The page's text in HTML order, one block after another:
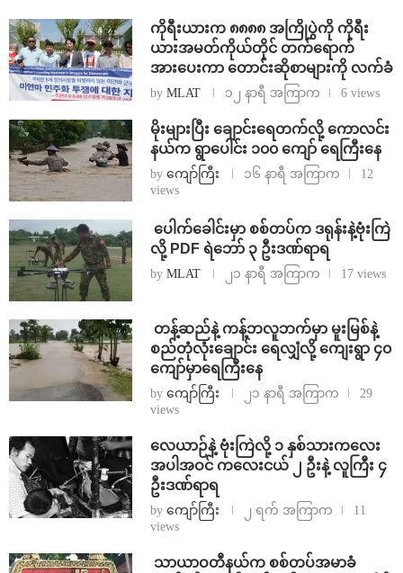
ကိုရီးယားက ၈၈၈၈ အကြိုပွဲကို ကိုရီး
ယားအမတ်ကိုယ်တိုင် တက်ရောက်
အားပေးကာ တောင်းဆိုစာများကို လက်ခံ
by MLAT ၁၂ နာရီ အကြာက 6 views
⁨မိုးများပြီး ချောင်းရေတက်လို့ ကောလင်း
နယ်က ရွာပေါင်း ၁၀၀ ကျော် ရေကြီးနေ
by ကျော်ကြီး ၁၆ နာရီ အကြာက
12
views
⁩ ⁨ပေါက်ခေါင်းမှာ စစ်တပ်က ဒရုန်းနဲ့ဗုံးကြဲ
လို့ PDF ရဲဘော် ၃ ဦးဒဏ်ရာရ
by MLAT ၂၁ နာရီ အကြာက 17 views
⁩ ⁨တန့်ဆည်နဲ့ ကန့်ဘလူဘက်မှာ မူးမြစ်နဲ့
စည်တုံလုံးချောင်း ရေလျှံလို့ ကျေးရွာ ၄၀
ကျော်မှာရေကြီးနေ
by ကျော်ကြီး ၂၁ နာရီ အကြာက
29
views
⁨လေယာဉ်နဲ့ ဗုံးကြဲလို့ ၁ နှစ်သားကလေး
အပါအဝင် ကလေးငယ် ၂ ဦးနဲ့ လူကြီး ၄
ဦးဒဏ်ရာရ
by ကျော်ကြီး ၂ ရက် အကြာက
11
views
⁩ ⁨သာယာဝတီနယ်က စစ်တပ်အမာခံ